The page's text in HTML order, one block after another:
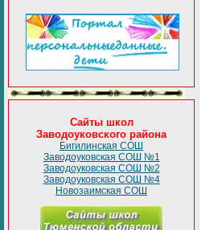
Сайты школ
Заводоуковского района
Бигилинская СОШ
Заводоуковская СОШ №1
Заводоуковская СОШ №2
Заводоуковская СОШ №4
Новозаимская СОШ